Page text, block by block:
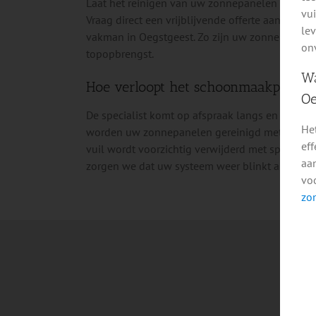
Vraag direct een vrijblijvende offerte aan via
vakman in Oegstgeest. Zo zijn uw
topopbrengst.
Hoe verloopt het
De specialist komt op afspraak langs en zorgt
worden uw zonnepanelen gereinigd met
vuil wordt voorzichtig verwijderd met speciale
zorgen we dat uw systeem weer blinkt als